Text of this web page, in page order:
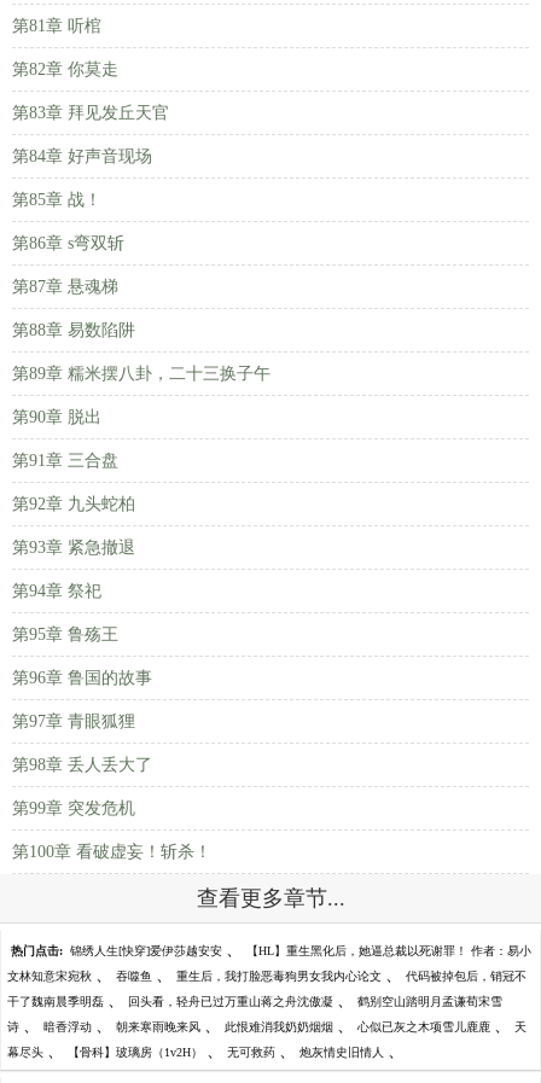
第81章 听棺
第82章 你莫走
第83章 拜见发丘天官
第84章 好声音现场
第85章 战！
第86章 s弯双斩
第87章 悬魂梯
第88章 易数陷阱
第89章 糯米摆八卦，二十三换子午
第90章 脱出
第91章 三合盘
第92章 九头蛇柏
第93章 紧急撤退
第94章 祭祀
第95章 鲁殇王
第96章 鲁国的故事
第97章 青眼狐狸
第98章 丢人丢大了
第99章 突发危机
第100章 看破虚妄！斩杀！
查看更多章节...
热门点击: 锦绣人生[快穿]爱伊莎越安安 、 【HL】重生黑化后，她逼总裁以死谢罪！ 作者：易小
文林知意宋宛秋 、 吞噬鱼 、 重生后，我打脸恶毒狗男女我内心论文 、 代码被掉包后，销冠不
干了魏南晨季明磊 、 回头看，轻舟已过万重山蒋之舟沈傲凝 、 鹤别空山踏明月孟谦荀宋雪
诗 、 暗香浮动 、 朝来寒雨晚来风 、 此恨难消我奶奶烟烟 、 心似已灰之木项雪儿鹿鹿 、 天
幕尽头 、 【骨科】玻璃房（1v2H） 、 无可救药 、 炮灰情史旧情人 、